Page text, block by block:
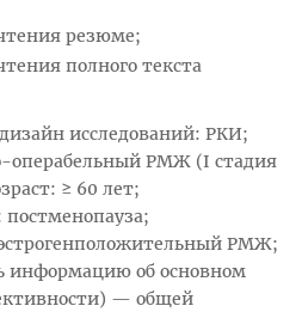
резюме;
полного текста
дизайн исследований: РКИ;
РМЖ (I стадия
≥ 60 лет;
РМЖ;
информацию об основном
— общей